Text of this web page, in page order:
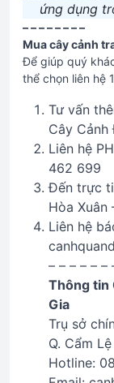
ứng dụng
– – – – – – – –
Mua cây cảnh
Để giúp quý
thể chọn liên hệ
Tư vấn
Cây Cảnh
Liên hệ
462 699
Đến trực
Hòa Xuân
Liên hệ
– – – – – –
Thông tin
Gia
Trụ sở
Q. Cẩm
Hotline: